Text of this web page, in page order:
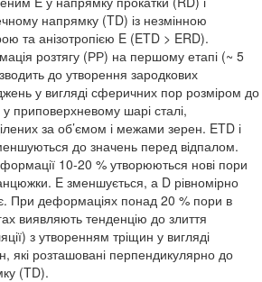
напрямку (TD) із незмінною
та анізотропією E (ETD > ERD).
розтягу (РР) на першому етапі (~ 5
до утворення зародкових
у вигляді сферичних пор розміром до
приповерхневому шарі сталі,
за об’ємом і межами зерен. ETD і
до значень перед відпалом.
10-20 % утворюються нові пори
E зменшується, а D рівномірно
При деформаціях понад 20 % пори в
виявляють тенденцію до злиття
з утворенням тріщин у вигляді
які розташовані перпендикулярно до
(TD).